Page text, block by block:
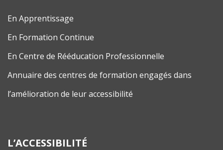
En Apprentissage
En Formation Continue
En Centre de Rééducation Professionnelle
Annuaire des centres de formation engagés dans
l’amélioration de leur accessibilité
L’ACCESSIBILITÉ